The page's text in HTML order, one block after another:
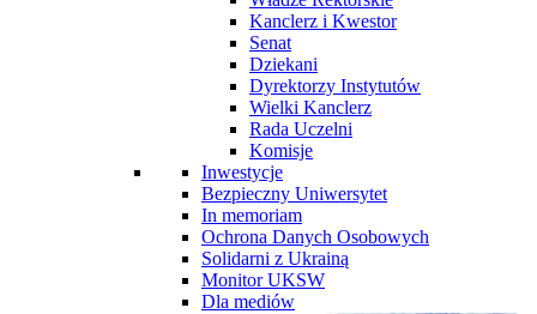
Kanclerz i Kwestor
Senat
Dziekani
Dyrektorzy Instytutów
Wielki Kanclerz
Rada Uczelni
Komisje
Inwestycje
Bezpieczny Uniwersytet
In memoriam
Ochrona Danych Osobowych
Solidarni z Ukrainą
Monitor UKSW
Dla mediów